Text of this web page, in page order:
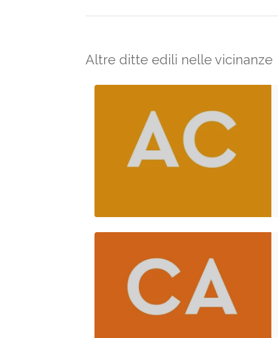
Altre ditte edili nelle vicinanze